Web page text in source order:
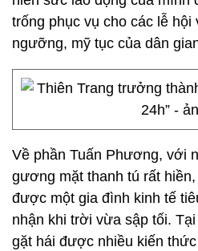
trống phục vụ cho các lễ hội
ngưỡng, mỹ tục của dân
Về phần Tuấn Phương, với
gương mặt thanh tú rất
được một gia đình kinh tế
nhận khi trời vừa sập tối.
gặt hái được nhiều kiến